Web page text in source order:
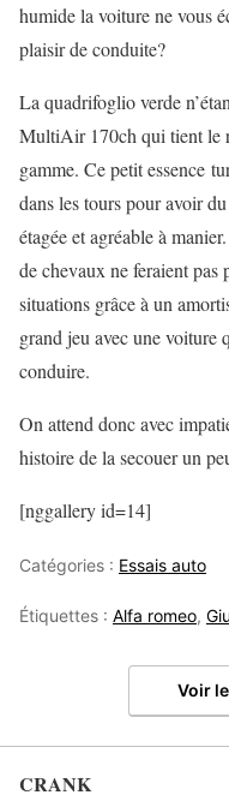
humide la voiture ne vous
plaisir de conduite?
La quadrifoglio verde
MultiAir 170ch qui tient le
gamme. Ce petit essence
dans les tours pour avoir
étagée et agréable à
de chevaux ne feraient pas
situations grâce à un
grand jeu avec une voiture
conduire.
On attend donc avec
histoire de la secouer un
[nggallery id=14]
Catégories : Essais auto
Étiquettes : Alfa romeo,
Voir
CRANK